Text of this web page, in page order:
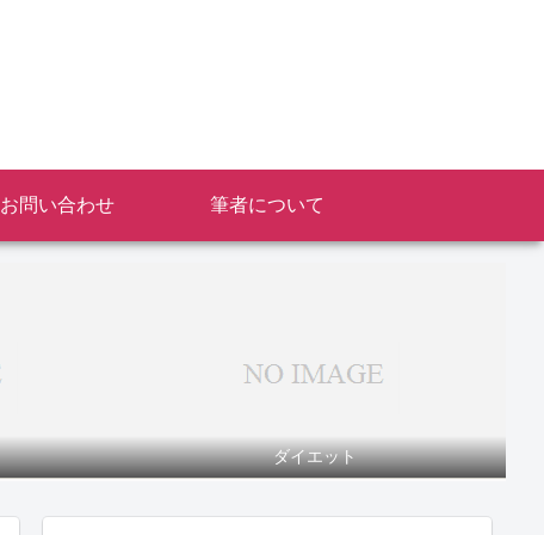
お問い合わせ 筆者について
ダイエット